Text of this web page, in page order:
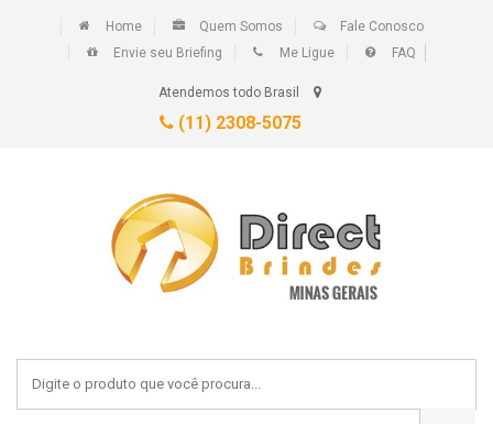
Home Quem Somos
Fale Conosco
Envie seu Briefing
Me Ligue FAQ
Atendemos todo Brasil
(11) 2308-5075